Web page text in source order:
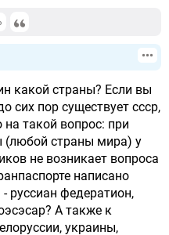
какой страны? Если вы
сих пор существует ссср,
на такой вопрос: при
(любой страны мира) у
не возникает вопроса
написано
руссиан федератион,
А также к
украины,